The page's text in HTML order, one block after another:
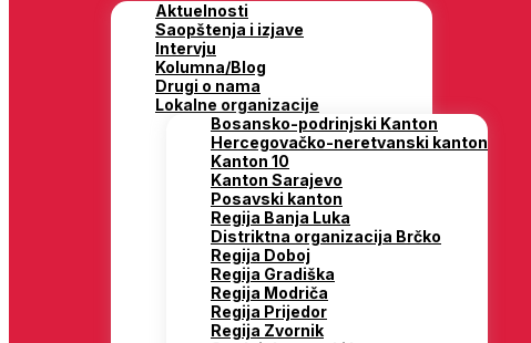
Aktuelnosti
Saopštenja i izjave
Intervju
Kolumna/Blog
Drugi o nama
Lokalne organizacije
Bosansko-podrinjski Kanton
Hercegovačko-neretvanski kanton
Kanton 10
Kanton Sarajevo
Posavski kanton
Regija Banja Luka
Distriktna organizacija Brčko
Regija Doboj
Regija Gradiška
Regija Modriča
Regija Prijedor
Regija Zvornik